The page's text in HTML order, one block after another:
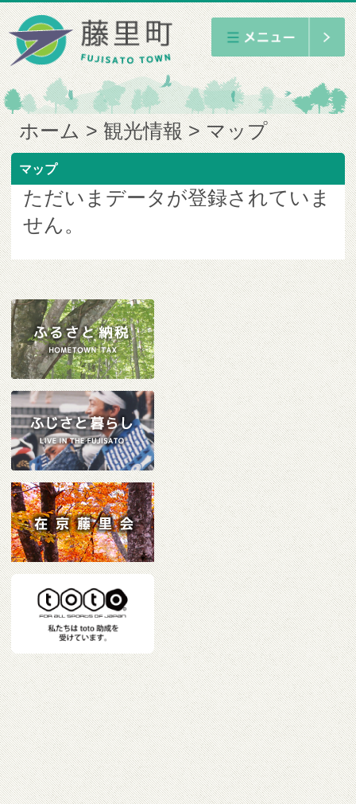
ホーム 観光情報 マップ
マップ
ただいまデータが登録されていま
せん。